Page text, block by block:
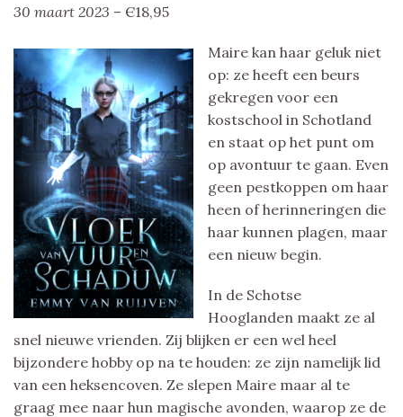
30 maart 2023 – Є18,95
Maire kan haar geluk niet
op: ze heeft een beurs
gekregen voor een
kostschool in Schotland
en staat op het punt om
op avontuur te gaan. Even
geen pestkoppen om haar
heen of herinneringen die
haar kunnen plagen, maar
een nieuw begin.
In de Schotse
Hooglanden maakt ze al
snel nieuwe vrienden. Zij blijken er een wel heel
bijzondere hobby op na te houden: ze zijn namelijk lid
van een heksencoven. Ze slepen Maire maar al te
graag mee naar hun magische avonden, waarop ze de